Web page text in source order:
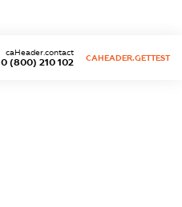
0 (800) 210 102
caHeader.contact
CAHEADER.GETTEST